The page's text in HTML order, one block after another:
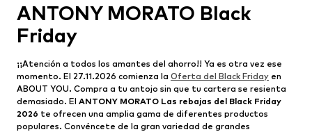
ANTONY MORATO Black
Friday
¡¡Atención a todos los amantes del ahorro!! Ya es otra vez ese
momento. El 27.11.2026 comienza la Oferta del Black Friday en
ABOUT YOU. Compra a tu antojo sin que tu cartera se resienta
demasiado. El ANTONY MORATO Las rebajas del Black Friday
2026 te ofrecen una amplia gama de diferentes productos
populares. Convéncete de la gran variedad de grandes